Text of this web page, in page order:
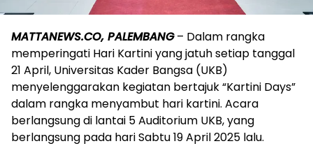
MATTANEWS.CO, PALEMBANG– Dalam rangka
memperingati Hari Kartini yang jatuh setiap tanggal
21 April, Universitas Kader Bangsa (UKB)
menyelenggarakan kegiatan bertajuk “Kartini Days”
dalam rangka menyambut hari kartini. Acara
berlangsung di lantai 5 Auditorium UKB, yang
berlangsung pada hari Sabtu 19 April 2025 lalu.